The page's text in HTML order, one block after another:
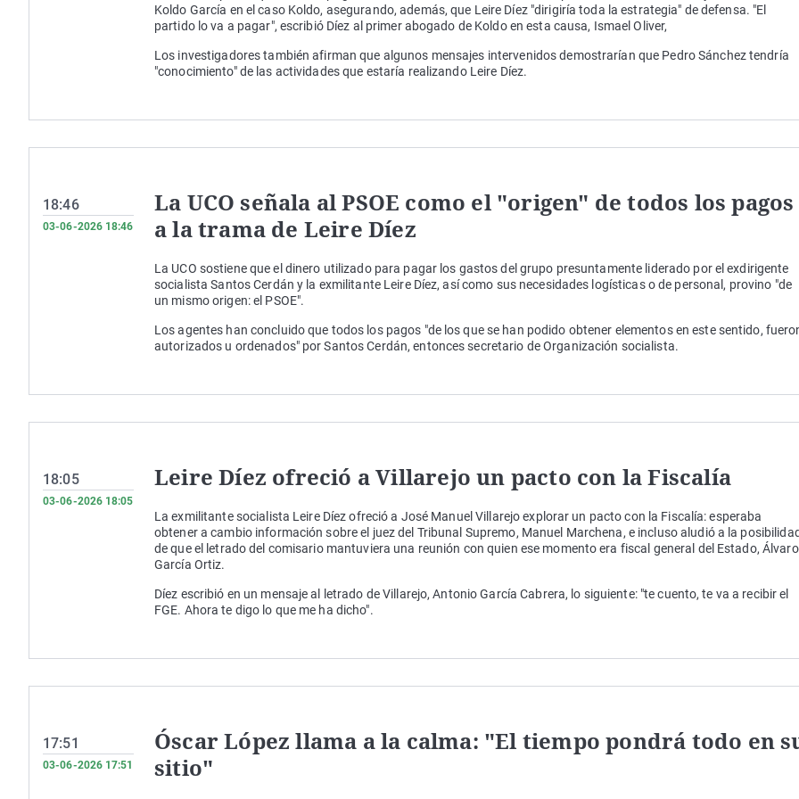
Koldo García en el caso Koldo, asegurando, además, que Leire Díez "dirigiría toda la estrategia" de defensa. "El
partido lo va a pagar", escribió Díez al primer abogado de Koldo en esta causa, Ismael Oliver,
Los investigadores también afirman que algunos mensajes intervenidos demostrarían que Pedro Sánchez tendría
"conocimiento" de las actividades que estaría realizando Leire Díez.
18:46
03-06-2026 18:46
La UCO señala al PSOE como el "origen" de todos los pagos
a la trama de Leire Díez
La UCO sostiene que el dinero utilizado para pagar los gastos del grupo presuntamente liderado por el exdirigente
socialista Santos Cerdán y la exmilitante Leire Díez, así como sus necesidades logísticas o de personal, provino "de
un mismo origen: el PSOE".
Los agentes han concluido que todos los pagos "de los que se han podido obtener elementos en este sentido,
autorizados u ordenados" por Santos Cerdán, entonces secretario de Organización socialista.
18:05
03-06-2026 18:05
Leire Díez ofreció a Villarejo un pacto con la Fiscalía
La exmilitante socialista Leire Díez ofreció a José Manuel Villarejo explorar un pacto con la Fiscalía: esperaba
obtener a cambio información sobre el juez del Tribunal Supremo, Manuel Marchena, e incluso aludió a la
de que el letrado del comisario mantuviera una reunión con quien ese momento era fiscal general del Estado, Álvaro
García Ortiz.
Díez escribió en un mensaje al letrado de Villarejo, Antonio García Cabrera, lo siguiente: "te cuento, te va a recibir el
FGE. Ahora te digo lo que me ha dicho".
17:51
03-06-2026 17:51
Óscar López llama a la calma: "El tiempo pondrá todo en
sitio"